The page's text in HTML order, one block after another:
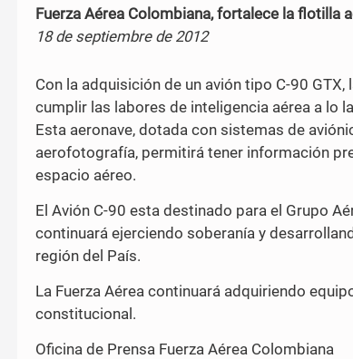
Fuerza Aérea Colombiana, fortalece la flotilla
18 de septiembre de 2012
Con la adquisición de un avión tipo C-90
cumplir las labores de inteligencia aérea a lo
Esta aeronave, dotada con sistemas de
aerofotografía, permitirá tener información
espacio aéreo.
El Avión C-90 esta destinado para el Grupo
continuará ejerciendo soberanía y
región del País.
La Fuerza Aérea continuará adquiriendo
constitucional.
Oficina de Prensa Fuerza Aérea Colombiana